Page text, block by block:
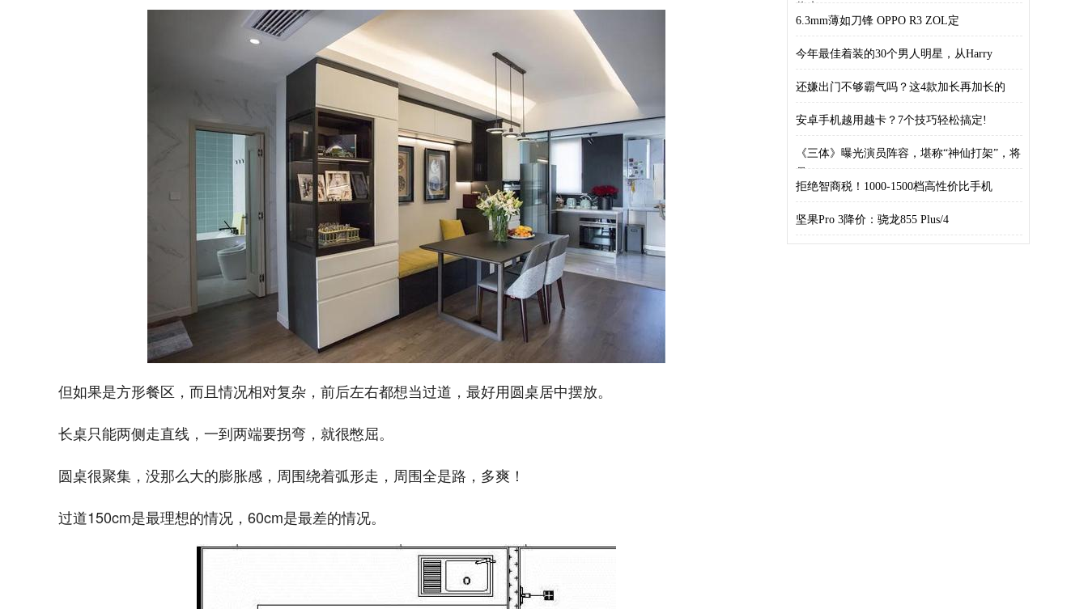
但如果是方形餐区，而且情况相对复杂，前后左右都想当过道，最好用圆桌居中摆放。
长桌只能两侧走直线，一到两端要拐弯，就很憋屈。
圆桌很聚集，没那么大的膨胀感，周围绕着弧形走，周围全是路，多爽！
过道150cm是最理想的情况，60cm是最差的情况。
将来
6.3mm薄如刀锋 OPPO R3 ZOL定
今年最佳着装的30个男人明星，从Harry
还嫌出门不够霸气吗？这4款加长再加长的
SUV
安卓手机越用越卡？7个技巧轻松搞定!
《三体》曝光演员阵容，堪称“神仙打架”，将
是
拒绝智商税！1000-1500档高性价比手机
坚果Pro 3降价：骁龙855 Plus/4